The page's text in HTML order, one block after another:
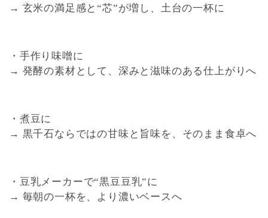
→ 玄米の満足感と“芯”が増し、土台の一杯に
・手作り味噌に
→ 発酵の素材として、深みと滋味のある仕上がりへ
・煮豆に
→ 黒千石ならではの甘味と旨味を、そのまま食卓へ
・豆乳メーカーで“黒豆豆乳”に
→ 毎朝の一杯を、より濃いベースへ